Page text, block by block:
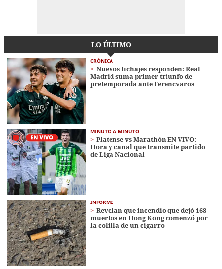
LO ÚLTIMO
CRÓNICA
Nuevos fichajes responden: Real
Madrid suma primer triunfo de
pretemporada ante Ferencvaros
MINUTO A MINUTO
Platense vs Marathón EN VIVO:
Hora y canal que transmite partido
de Liga Nacional
INFORME
Revelan que incendio que dejó 168
muertos en Hong Kong comenzó por
la colilla de un cigarro